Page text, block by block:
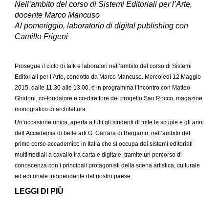
Nell’ambito del corso di Sistemi Editoriali per l’Arte,
docente Marco Mancuso
Al pomeriggio, laboratorio di digital publishing con
Camillo Frigeni
Prosegue il ciclo di talk e laboratori nell’ambito del corso di Sistemi
Editoriali per l’Arte, condotto da Marco Mancuso. Mercoledì 12 Maggio
2015, dalle 11.30 alle 13.00, è in programma l’incontro con Matteo
Ghidoni, co-fondatore e co-direttore del progetto San Rocco, magazine
monografico di architettura.
Un’occasione unica, aperta a tutti gli studenti di tutte le scuole e gli anni
dell’Accademia di belle arti G. Carrara di Bergamo, nell’ambito del
primo corso accademico in Italia che si occupa dei sistemi editoriali
multimediali a cavallo tra carta e digitale, tramite un percorso di
conoscenza con i principali protagonisti della scena artistica, culturale
ed editoriale indipendente del nostro paese.
LEGGI DI PIÙ